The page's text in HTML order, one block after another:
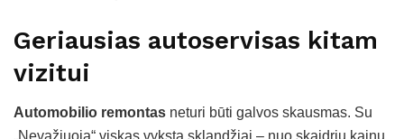
Geriausias autoservisas kitam
vizitui
Automobilio remontas neturi būti galvos skausmas. Su